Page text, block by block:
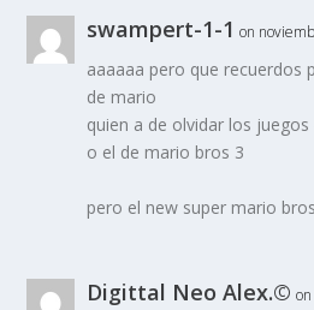
swampert-1-1 on
aaaaaa pero que recuerdos
de mario
quien a de olvidar los
o el de mario bros 3
pero el new super mario
Digittal Neo Alex.©